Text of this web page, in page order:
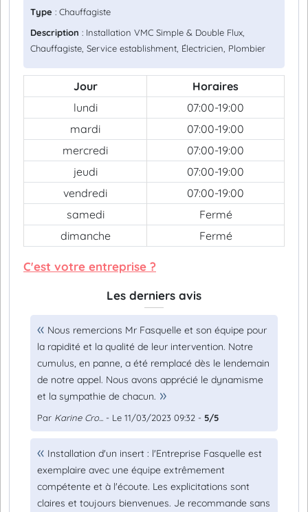
Type : Chauffagiste
Description : Installation VMC Simple & Double Flux,
Chauffagiste, Service establishment, Électricien, Plombier
Jour
Horaires
lundi
07:00-19:00
mardi
07:00-19:00
mercredi
07:00-19:00
jeudi
07:00-19:00
vendredi
07:00-19:00
samedi
Fermé
dimanche
Fermé
C'est votre entreprise ?
Les derniers avis
Nous remercions Mr Fasquelle et son équipe pour
la rapidité et la qualité de leur intervention. Notre
cumulus, en panne, a été remplacé dès le lendemain
de notre appel. Nous avons apprécié le dynamisme
et la sympathie de chacun.
Par Karine Cro... - Le 11/03/2023 09:32 - 5/5
Installation d'un insert : l'Entreprise Fasquelle est
exemplaire avec une équipe extrêmement
compétente et à l'écoute. Les explicitations sont
claires et toujours bienvenues. Je recommande sans